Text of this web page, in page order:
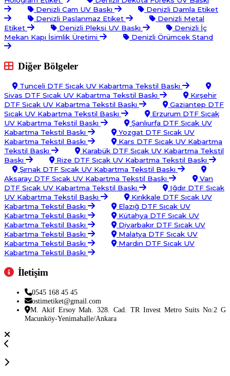
Denizli Cam UV Baskı
Denizli Damla Etiket
Denizli Paslanmaz Etiket
Denizli Metal
Etiket
Denizli Pleksi UV Baskı
Denizli İç
Mekan Kapı İsimlik Üretimi
Denizli Örümcek Stand
Diğer Bölgeler
Tunceli DTF Sıcak UV Kabartma Tekstil Baskı
Sivas DTF Sıcak UV Kabartma Tekstil Baskı
Kırşehir
DTF Sıcak UV Kabartma Tekstil Baskı
Gaziantep DTF
Sıcak UV Kabartma Tekstil Baskı
Erzurum DTF Sıcak
UV Kabartma Tekstil Baskı
Şanlıurfa DTF Sıcak UV
Kabartma Tekstil Baskı
Yozgat DTF Sıcak UV
Kabartma Tekstil Baskı
Kars DTF Sıcak UV Kabartma
Tekstil Baskı
Karabük DTF Sıcak UV Kabartma Tekstil
Baskı
Rize DTF Sıcak UV Kabartma Tekstil Baskı
Şırnak DTF Sıcak UV Kabartma Tekstil Baskı
Aksaray DTF Sıcak UV Kabartma Tekstil Baskı
Van
DTF Sıcak UV Kabartma Tekstil Baskı
Iğdır DTF Sıcak
UV Kabartma Tekstil Baskı
Kırıkkale DTF Sıcak UV
Kabartma Tekstil Baskı
Elazığ DTF Sıcak UV
Kabartma Tekstil Baskı
Kütahya DTF Sıcak UV
Kabartma Tekstil Baskı
Diyarbakır DTF Sıcak UV
Kabartma Tekstil Baskı
Malatya DTF Sıcak UV
Kabartma Tekstil Baskı
Mardin DTF Sıcak UV
Kabartma Tekstil Baskı
İletişim
0545 168 45 45
ostimetiket@gmail.com
M. Akif Ersoy Mah. 328. Cad. TR Invest Metro Suits No:2 G
Macunköy-Yenimahalle/Ankara